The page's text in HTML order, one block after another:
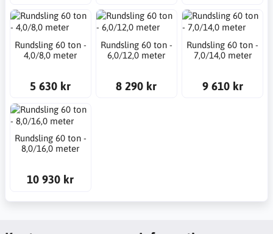
Rundsling 60 ton -
4,0/8,0 meter
5 630 kr
Rundsling 60 ton -
6,0/12,0 meter
8 290 kr
Rundsling 60 ton -
7,0/14,0 meter
9 610 kr
Rundsling 60 ton -
8,0/16,0 meter
10 930 kr